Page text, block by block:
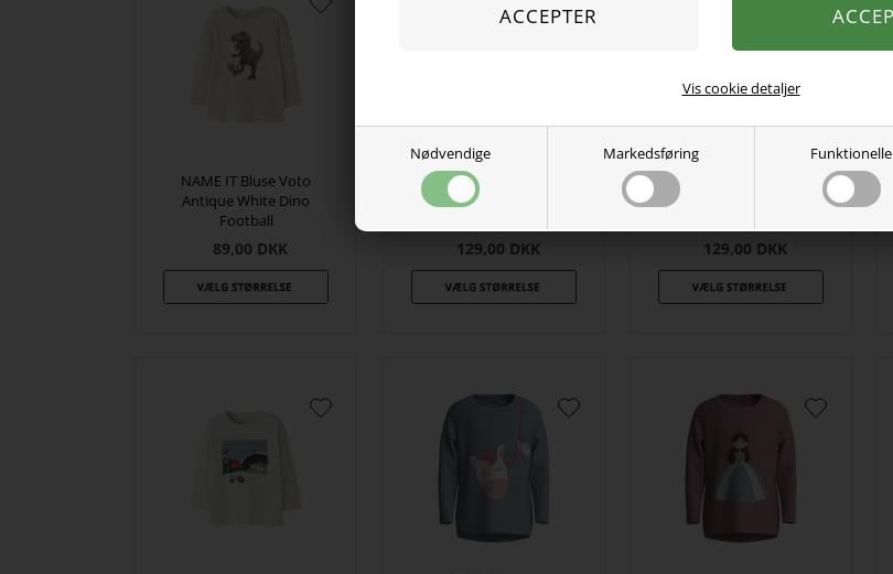
Nødvendige Markedsføring Funktionelle
Vis cookie detaljer
NAME IT Bluse Voto
Antique White Dino
Football
89,00 DKK
NAME IT Sweatshirt
129,00 DKK
NAME IT Sweatshirt
129,00 DKK